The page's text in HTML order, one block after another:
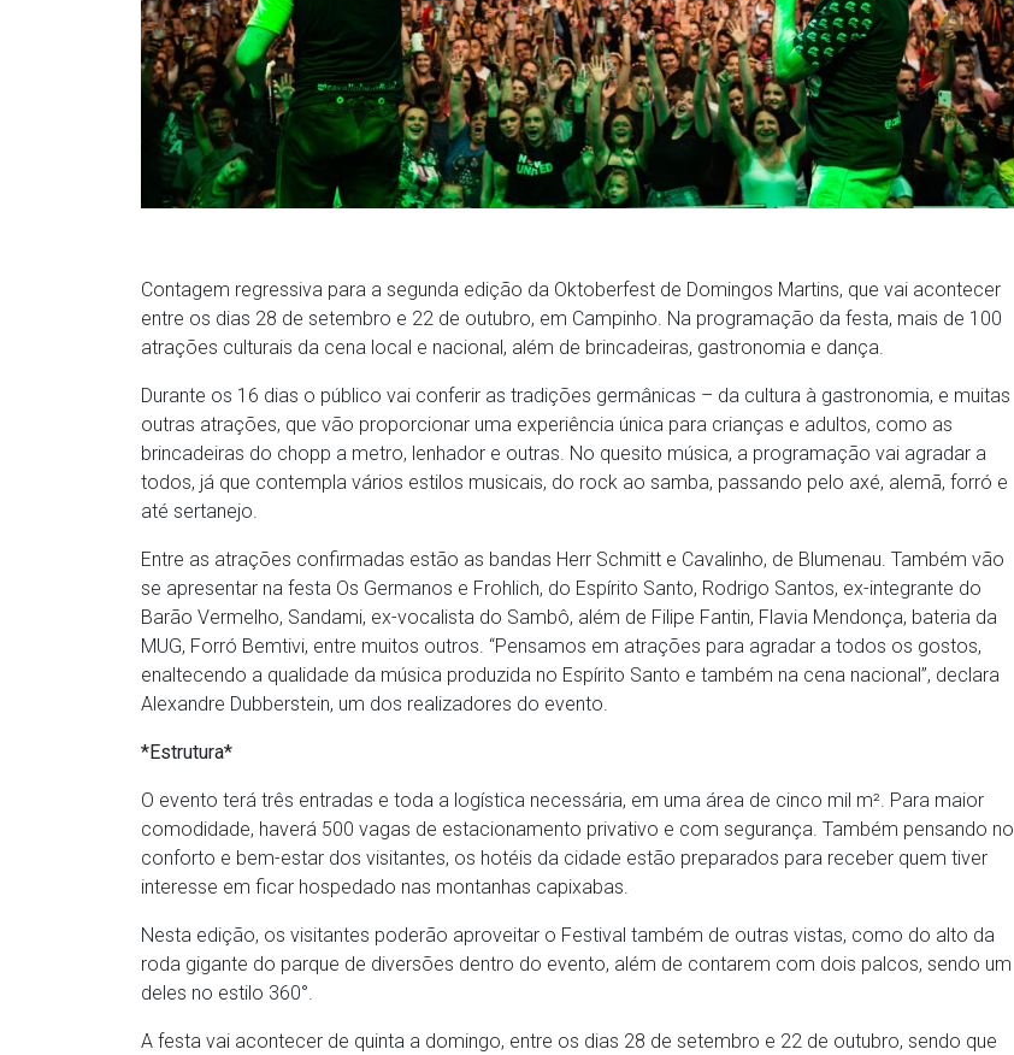
Contagem regressiva para a segunda edição da Oktoberfest de Domingos Martins, que vai acontecer
entre os dias 28 de setembro e 22 de outubro, em Campinho. Na programação da festa, mais de 100
atrações culturais da cena local e nacional, além de brincadeiras, gastronomia e dança.
Durante os 16 dias o público vai conferir as tradições germânicas – da cultura à gastronomia, e muitas
outras atrações, que vão proporcionar uma experiência única para crianças e adultos, como as
brincadeiras do chopp a metro, lenhador e outras. No quesito música, a programação vai agradar a
todos, já que contempla vários estilos musicais, do rock ao samba, passando pelo axé, alemã, forró e
até sertanejo.
Entre as atrações confirmadas estão as bandas Herr Schmitt e Cavalinho, de Blumenau. Também vão
se apresentar na festa Os Germanos e Frohlich, do Espírito Santo, Rodrigo Santos, ex-integrante do
Barão Vermelho, Sandami, ex-vocalista do Sambô, além de Filipe Fantin, Flavia Mendonça, bateria da
MUG, Forró Bemtivi, entre muitos outros. “Pensamos em atrações para agradar a todos os gostos,
enaltecendo a qualidade da música produzida no Espírito Santo e também na cena nacional”, declara
Alexandre Dubberstein, um dos realizadores do evento.
*Estrutura*
O evento terá três entradas e toda a logística necessária, em uma área de cinco mil m². Para maior
comodidade, haverá 500 vagas de estacionamento privativo e com segurança. Também pensando no
conforto e bem-estar dos visitantes, os hotéis da cidade estão preparados para receber quem tiver
interesse em ficar hospedado nas montanhas capixabas.
Nesta edição, os visitantes poderão aproveitar o Festival também de outras vistas, como do alto da
roda gigante do parque de diversões dentro do evento, além de contarem com dois palcos, sendo um
deles no estilo 360°.
A festa vai acontecer de quinta a domingo, entre os dias 28 de setembro e 22 de outubro, sendo que